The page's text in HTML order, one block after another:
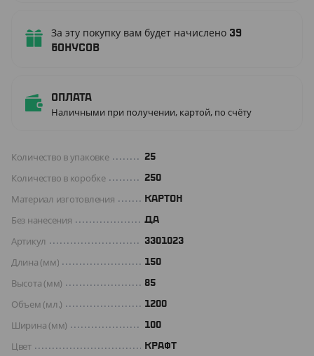
За эту покупку вам будет начислено 39
бонусов
Оплата
Наличными при получении, картой, по счёту
Количество в упаковке 25
Количество в коробке 250
Материал изготовления КАРТОН
Без нанесения ДА
Артикул 3301023
Длина (мм) 150
Высота (мм) 85
Объем (мл.) 1200
Ширина (мм) 100
Цвет КРАФТ